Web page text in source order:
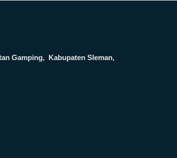
Gamping, Kabupaten Sleman,